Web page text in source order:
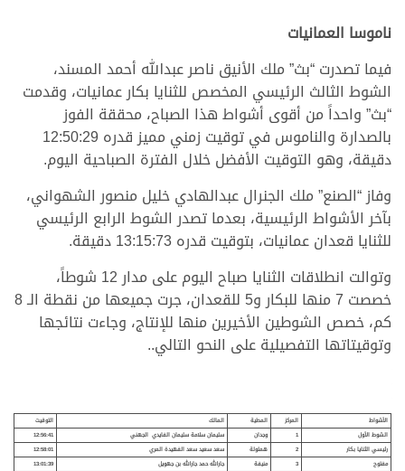
ناموسا العمانيات
فيما تصدرت “بث” ملك الأنيق ناصر عبدالله أحمد المسند،
الشوط الثالث الرئيسي المخصص للثنايا بكار عمانيات، وقدمت
“بث” واحداً من أقوى أشواط هذا الصباح، محققة الفوز
بالصدارة والناموس في توقيت زمني مميز قدره 12:50:29
دقيقة، وهو التوقيت الأفضل خلال الفترة الصباحية اليوم.
وفاز “الصنع” ملك الجنرال عبدالهادي خليل منصور الشهواني،
بآخر الأشواط الرئيسية، بعدما تصدر الشوط الرابع الرئيسي
للثنايا قعدان عمانيات، بتوقيت قدره 13:15:73 دقيقة.
وتوالت انطلاقات الثنايا صباح اليوم على مدار 12 شوطاً،
خصصت 7 منها للبكار و5 للقعدان، جرت جميعها من نقطة الـ 8
كم، خصص الشوطين الأخيرين منها للإنتاج، وجاءت نتائجها
وتوقيتاتها التفصيلية على النحو التالي..
الأشواط المركز المطية المالك
التوقيت
الشوط الأول
1 وجدان سليمان سلامة سليمان الفايدي الجهني
12:56:41
رئيسي الثنايا بكار
2 هملولة سعد سعيد سعد الفهيدة المري
12:58:01
مفتوح
3 منيفة جارالله حمد جارالله بن جهويل 13:01:39